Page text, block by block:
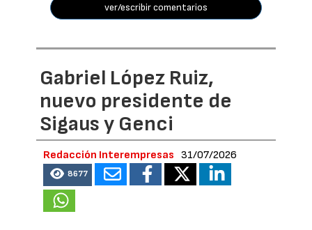
ver/escribir comentarios
Gabriel López Ruiz,
nuevo presidente de
Sigaus y Genci
Redacción Interempresas 31/07/2026
8677